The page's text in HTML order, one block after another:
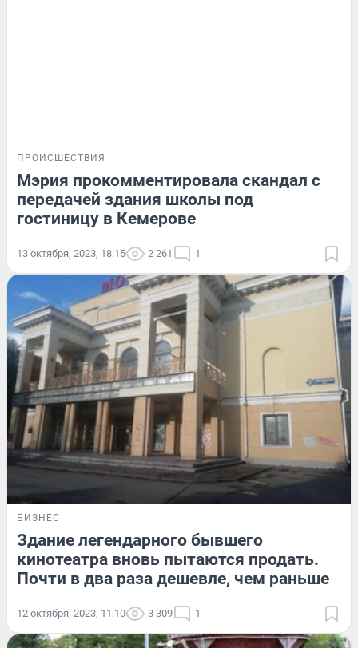
ПРОИСШЕСТВИЯ
Мэрия прокомментировала скандал с
передачей здания школы под
гостиницу в Кемерове
13 октября, 2023, 18:15 2 261 1
БИЗНЕС
Здание легендарного бывшего
кинотеатра вновь пытаются продать.
Почти в два раза дешевле, чем раньше
12 октября, 2023, 11:10 3 309 1